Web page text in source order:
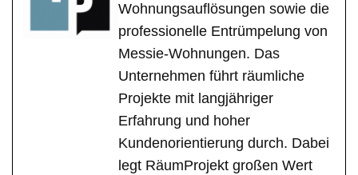
Wohnungsauflösungen sowie die
professionelle Entrümpelung von
Messie-Wohnungen. Das
Unternehmen führt räumliche
Projekte mit langjähriger
Erfahrung und hoher
Kundenorientierung durch. Dabei
legt RäumProjekt großen Wert